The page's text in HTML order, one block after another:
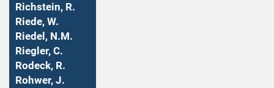
Richstein, R.
Riede, W.
Riedel, N.M.
Riegler, C.
Rodeck, R.
Rohwer, J.